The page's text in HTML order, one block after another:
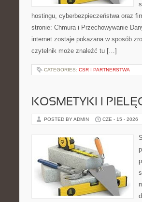
hostingu, cyberbezpieczeństwa oraz
stronie: Chmura i Przechowywanie
internet zostaje pokazana w sposób
czytelnik może znaleźć tu […]
CATEGORIES: CSR I PARTNERSTWA
KOSMETYKI I
POSTED BY ADMIN CZE - 15 - 2026